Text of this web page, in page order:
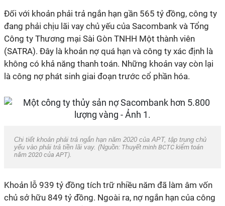
Đối với khoản phải trả ngắn hạn gần 565 tỷ đồng, công ty
đang phải chịu lãi vay chủ yếu của Sacombank và Tổng
Công ty Thương mại Sài Gòn TNHH Một thành viên
(SATRA). Đây là khoản nợ quá hạn và công ty xác định là
không có khả năng thanh toán. Những khoản vay còn lại
là công nợ phát sinh giai đoạn trước cổ phần hóa.
Chi tiết khoản phải trả ngắn hạn năm 2020 của APT, tập trung chủ
yếu vào phải trả tiền lãi vay. (Nguồn: Thuyết minh BCTC kiểm toán
năm 2020 của APT).
Khoản lỗ 939 tỷ đồng tích trữ nhiều năm đã làm âm vốn
chủ sở hữu 849 tỷ đồng. Ngoài ra, nợ ngắn hạn của công